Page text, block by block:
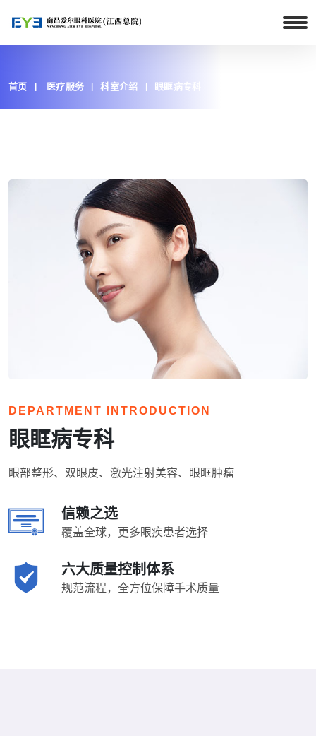
首页 医疗服务 科室介绍 眼眶病专科
DEPARTMENT INTRODUCTION
眼眶病专科
眼部整形、双眼皮、激光注射美容、眼眶肿瘤
信赖之选
覆盖全球，更多眼疾患者选择
六大质量控制体系
规范流程，全方位保障手术质量